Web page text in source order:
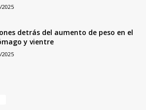
2025
detrás del aumento de peso en el
y vientre
2025